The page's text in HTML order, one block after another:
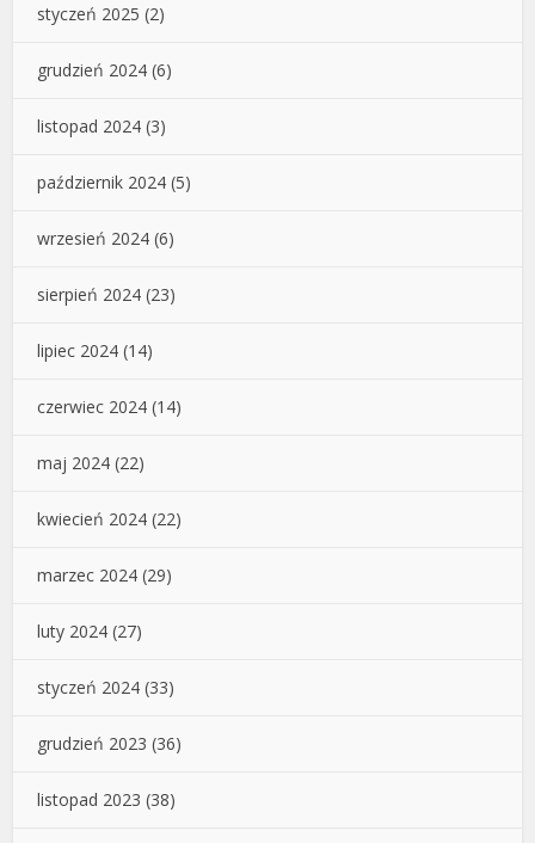
styczeń 2025 (2)
grudzień 2024 (6)
listopad 2024 (3)
październik 2024 (5)
wrzesień 2024 (6)
sierpień 2024 (23)
lipiec 2024 (14)
czerwiec 2024 (14)
maj 2024 (22)
kwiecień 2024 (22)
marzec 2024 (29)
luty 2024 (27)
styczeń 2024 (33)
grudzień 2023 (36)
listopad 2023 (38)